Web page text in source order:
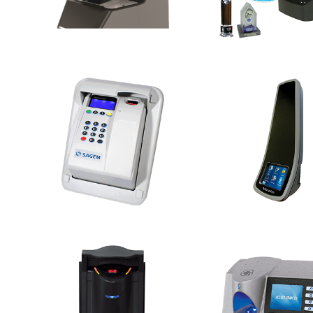
MorphoAccess 520
Morpho 3D
Reader